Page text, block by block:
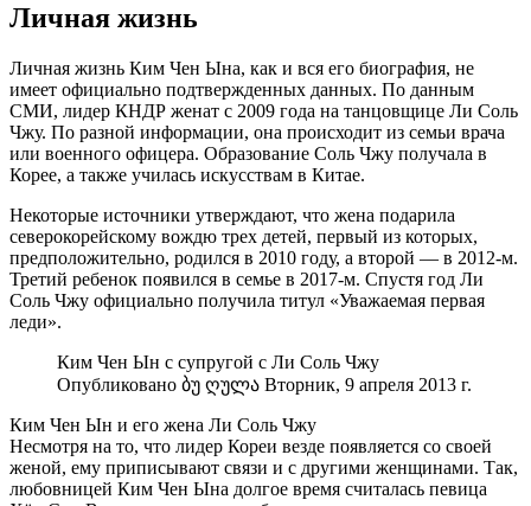
Личная жизнь
Личная жизнь Ким Чен Ына, как и вся его биография, не
имеет официально подтвержденных данных. По данным
СМИ, лидер КНДР женат с 2009 года на танцовщице Ли Соль
Чжу. По разной информации, она происходит из семьи врача
или военного офицера. Образование Соль Чжу получала в
Корее, а также училась искусствам в Китае.
Некоторые источники утверждают, что жена подарила
северокорейскому вождю трех детей, первый из которых,
предположительно, родился в 2010 году, а второй — в 2012-м.
Третий ребенок появился в семье в 2017-м. Спустя год Ли
Соль Чжу официально получила титул «Уважаемая первая
леди».
Ким Чен Ын с супругой с Ли Соль Чжу
Опубликовано ბუ ღულა Вторник, 9 апреля 2013 г.
Ким Чен Ын и его жена Ли Соль Чжу
Несмотря на то, что лидер Кореи везде появляется со своей
женой, ему приписывают связи и с другими женщинами. Так,
любовницей Ким Чен Ына долгое время считалась певица